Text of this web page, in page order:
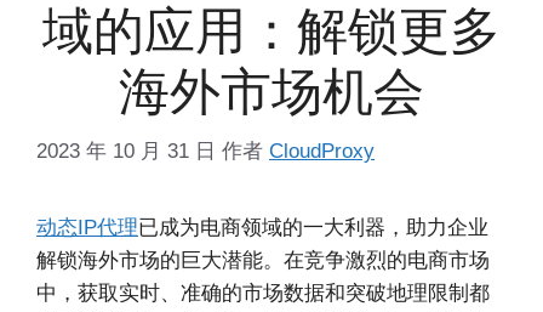
域的应用：解锁更多
海外市场机会
2023 年 10 月 31 日 作者 CloudProxy
动态IP代理已成为电商领域的一大利器，助力企业
解锁海外市场的巨大潜能。在竞争激烈的电商市场
中，获取实时、准确的市场数据和突破地理限制都